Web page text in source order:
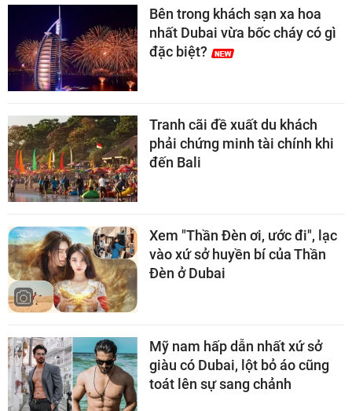
Bên trong khách sạn xa hoa
nhất Dubai vừa bốc cháy có gì
đặc biệt?
Tranh cãi đề xuất du khách
phải chứng minh tài chính khi
đến Bali
Xem "Thần Đèn ơi, ước đi", lạc
vào xứ sở huyền bí của Thần
Đèn ở Dubai
Mỹ nam hấp dẫn nhất xứ sở
giàu có Dubai, lột bỏ áo cũng
toát lên sự sang chảnh